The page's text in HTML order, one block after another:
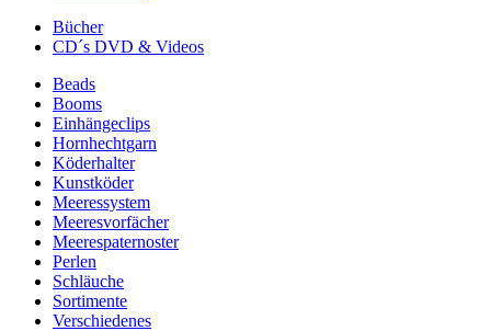
Bücher
CD´s DVD & Videos
Beads
Booms
Einhängeclips
Hornhechtgarn
Köderhalter
Kunstköder
Meeressystem
Meeresvorfächer
Meerespaternoster
Perlen
Schläuche
Sortimente
Verschiedenes